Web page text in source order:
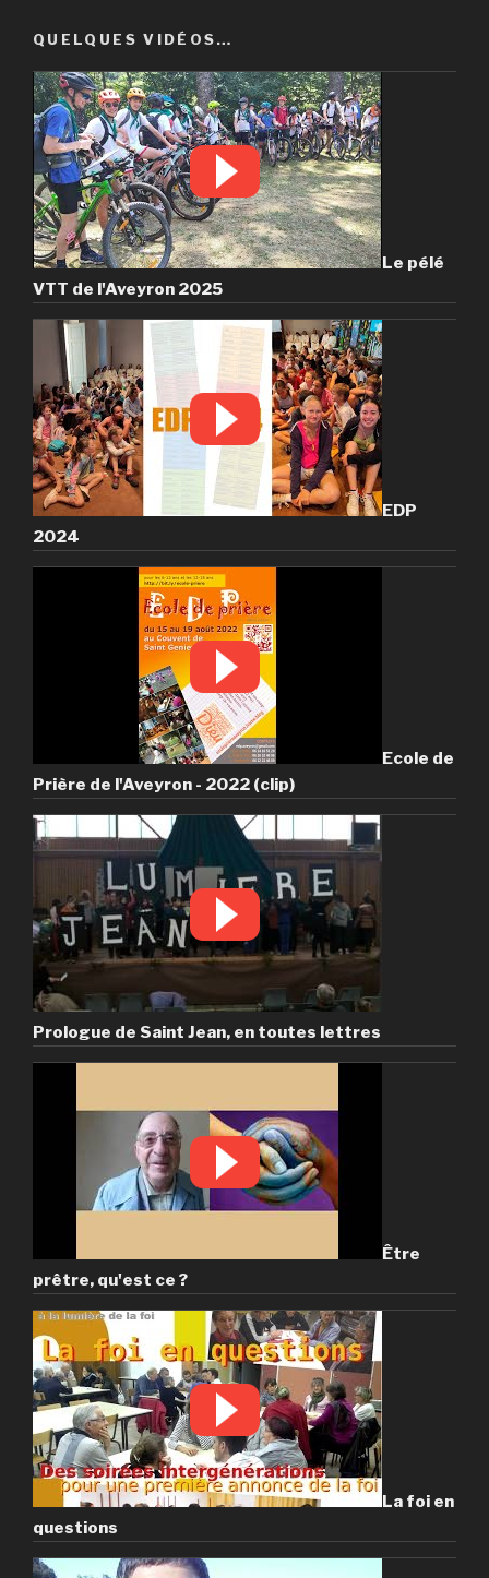
QUELQUES VIDÉOS…
Le pélé
VTT de l'Aveyron 2025
EDP
2024
Ecole de
Prière de l'Aveyron - 2022 (clip)
Prologue de Saint Jean, en toutes lettres
Être
prêtre, qu'est ce ?
La foi en
questions